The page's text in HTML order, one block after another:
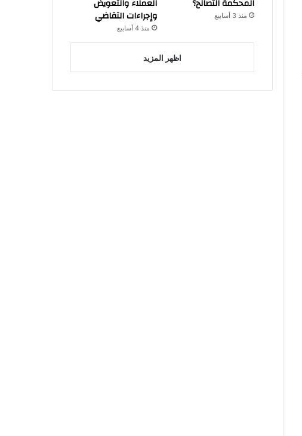
المحكمة التصالح؟
منذ 3 أسابيع
العملاء والتعويض
وإجراءات التقاضي
منذ 4 أسابيع
اظهر المزيد